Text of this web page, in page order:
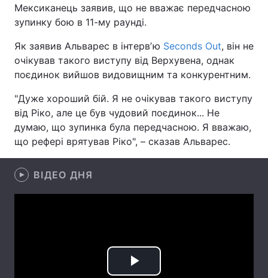
Спорт Наука
Зброя Інциденти
Цікавинки Погода
Екологія Регіони
Лонгріди
Мексиканець заявив, що не вважає передчасною
зупинку бою в 11-му раунді.
Як заявив Альварес в інтервʼю Seconds Out, він не
очікував такого виступу від Верхувена, однак
поєдинок вийшов видовищним та конкурентним.
"Дуже хороший бій. Я не очікував такого виступу
від Ріко, але це був чудовий поєдинок... Не
думаю, що зупинка була передчасною. Я вважаю,
що рефері врятував Ріко", – сказав Альварес.
ВІДЕО ДНЯ